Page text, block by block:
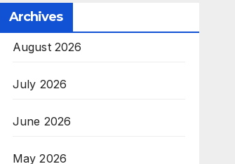
Archives
August 2026
July 2026
June 2026
May 2026